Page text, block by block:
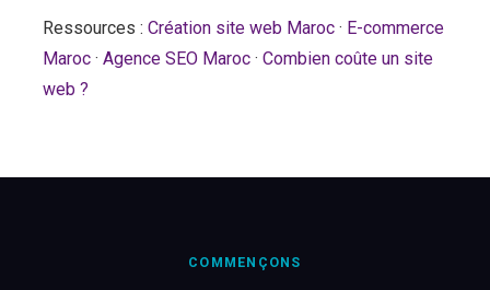
Ressources : Création site web Maroc · E-commerce
Maroc · Agence SEO Maroc · Combien coûte un site
web ?
COMMENÇONS